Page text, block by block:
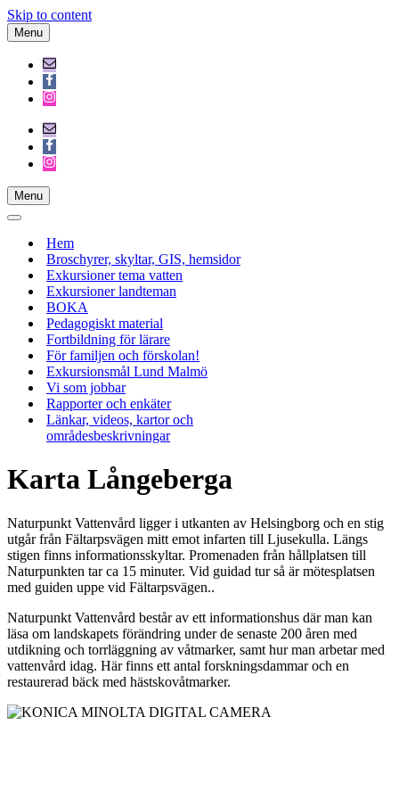
Skip to content
Menu
Navigation
Menu
Menu
Navigation
Navigation
Hem
Broschyrer, skyltar, GIS, hemsidor
Exkursioner tema vatten
Exkursioner landteman
BOKA
Pedagogiskt material
Fortbildning för lärare
För familjen och förskolan!
Exkursionsmål Lund Malmö
Vi som jobbar
Rapporter och enkäter
Länkar, videos, kartor och
områdesbeskrivningar
Karta Långeberga
Naturpunkt Vattenvård ligger i utkanten av Helsingborg och en stig
utgår från Fältarpsvägen mitt emot infarten till Ljusekulla. Längs
stigen finns informationsskyltar. Promenaden från hållplatsen till
Naturpunkten tar ca 15 minuter. Vid guidad tur så är mötesplatsen
med guiden uppe vid Fältarpsvägen..
Naturpunkt Vattenvård består av ett informationshus där man kan
läsa om landskapets förändring under de senaste 200 åren med
utdikning och torrläggning av våtmarker, samt hur man arbetar med
vattenvård idag. Här finns ett antal forskningsdammar och en
restaurerad bäck med hästskovåtmarker.